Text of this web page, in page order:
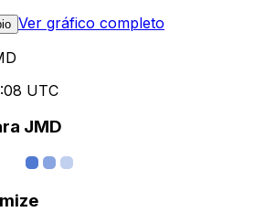
Ver gráfico completo
UTC
JMD